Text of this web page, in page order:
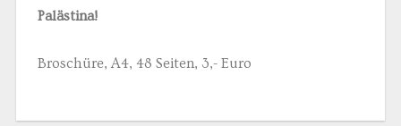
Palästina!
Broschüre, A4, 48 Seiten, 3,- Euro